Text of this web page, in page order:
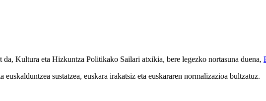
Kultura eta Hizkuntza Politikako Sailari atxikia, bere legezko nortasuna duena,
sustatzea, euskara irakatsiz eta euskararen normalizazioa bultzatuz.